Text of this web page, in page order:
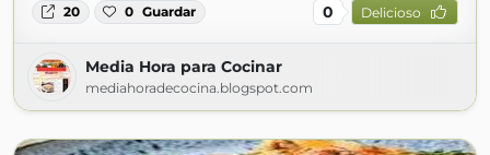
20 0 Guardar 0 Delicioso
Media Hora para Cocinar
mediahoradecocina.blogspot.com